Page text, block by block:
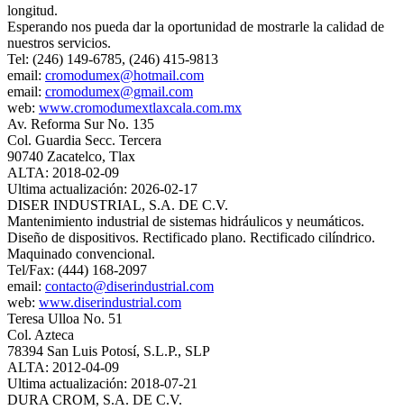
longitud.
Esperando nos pueda dar la oportunidad de mostrarle la calidad de
nuestros servicios.
Tel: (246) 149-6785, (246) 415-9813
email: cromodumex@hotmail.com
email: cromodumex@gmail.com
web: www.cromodumextlaxcala.com.mx
Av. Reforma Sur No. 135
Col. Guardia Secc. Tercera
90740 Zacatelco, Tlax
ALTA: 2018-02-09
Ultima actualización: 2026-02-17
DISER INDUSTRIAL, S.A. DE C.V.
Mantenimiento industrial de sistemas hidráulicos y neumáticos.
Diseño de dispositivos. Rectificado plano. Rectificado cilíndrico.
Maquinado convencional.
Tel/Fax: (444) 168-2097
email: contacto@diserindustrial.com
web: www.diserindustrial.com
Teresa Ulloa No. 51
Col. Azteca
78394 San Luis Potosí, S.L.P., SLP
ALTA: 2012-04-09
Ultima actualización: 2018-07-21
DURA CROM, S.A. DE C.V.